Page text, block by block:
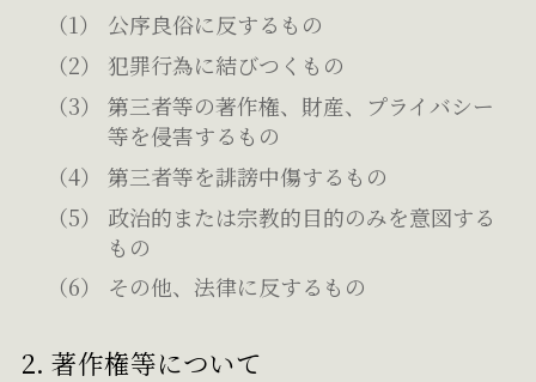
公序良俗に反するもの
犯罪行為に結びつくもの
第三者等の著作権、財産、プライバシー
等を侵害するもの
第三者等を誹謗中傷するもの
政治的または宗教的目的のみを意図する
もの
その他、法律に反するもの
2. 著作権等について